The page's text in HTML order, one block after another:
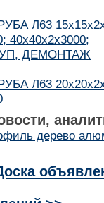
Л63
40х40х2х3000;
ДЕМОНТАЖ
Л63
дерево